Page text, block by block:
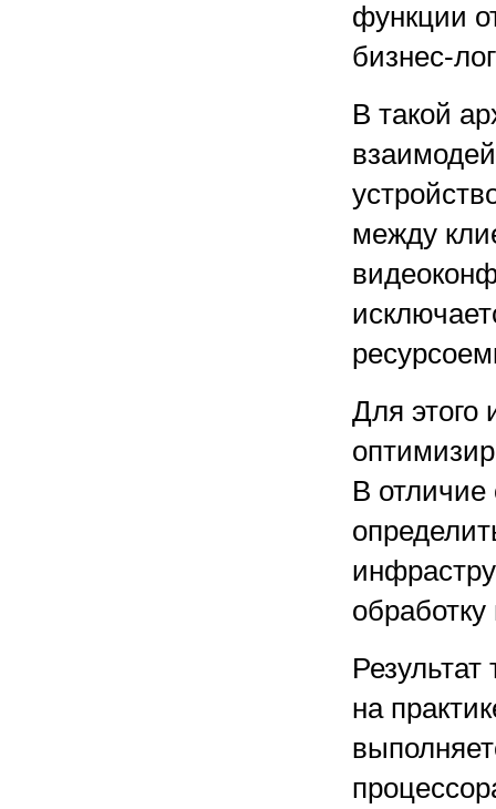
функции
бизнес-
В такой
между
Для этого
В
на